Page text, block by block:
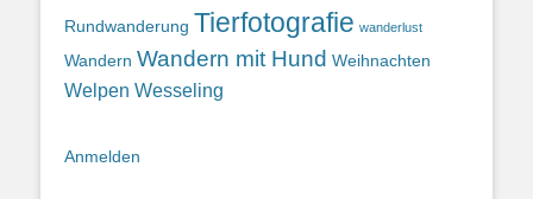
Rundwanderung Tierfotografie wanderlust
Wandern Wandern mit Hund Weihnachten
Welpen Wesseling
Anmelden